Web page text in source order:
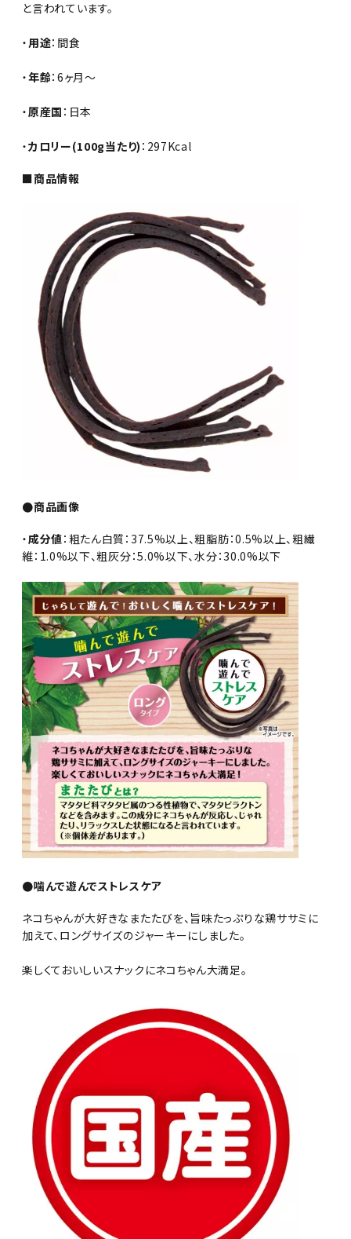
と言われています。
・用途：間食
・年齢：6ヶ月～
・原産国 ：日本
・カロリー(100g当たり) ：297Kcal
■商品情報
●商品画像
・成分値：粗たん白質：37.5%以上、粗脂肪：0.5%以上、粗繊
維：1.0%以下、粗灰分：5.0%以下、水分：30.0%以下
●噛んで遊んでストレスケア
ネコちゃんが大好きなまたたびを、旨味たっぷりな鶏ササミに
加えて、ロングサイズのジャーキーにしました。
楽しくておいしいスナックにネコちゃん大満足。